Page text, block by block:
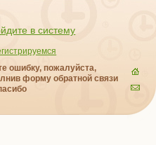
в систему
ошибку, пожалуйста,
форму обратной связи